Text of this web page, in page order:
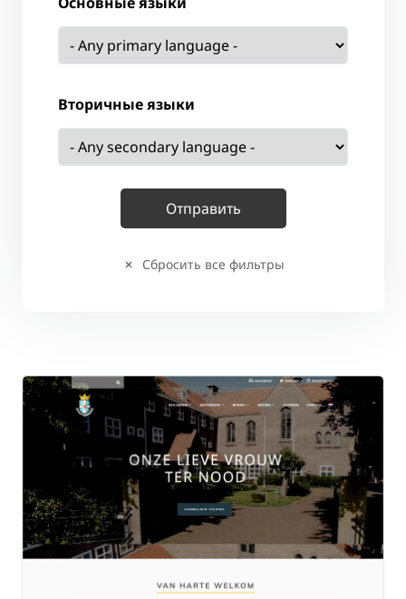
Вторичные языки
Сбросить все фильтры